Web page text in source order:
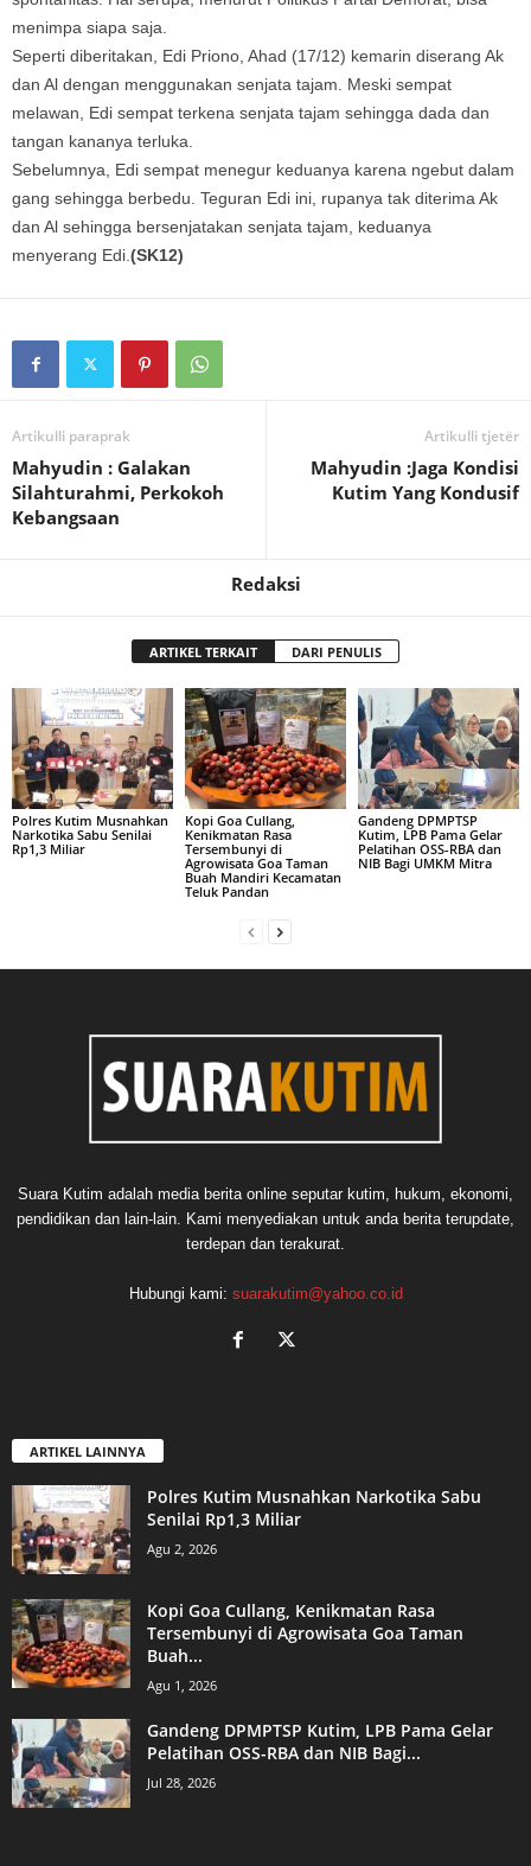
menimpa siapa saja.
Seperti diberitakan, Edi Priono, Ahad (17/12) kemarin diserang Ak
dan Al dengan menggunakan senjata tajam. Meski sempat
melawan, Edi sempat terkena senjata tajam sehingga dada dan
tangan kananya terluka.
Sebelumnya, Edi sempat menegur keduanya karena ngebut dalam
gang sehingga berbedu. Teguran Edi ini, rupanya tak diterima Ak
dan Al sehingga bersenjatakan senjata tajam, keduanya
menyerang Edi. (SK12)
Artikulli paraprak
Mahyudin : Galakan
Silahturahmi, Perkokoh
Kebangsaan
Artikulli tjetër
Mahyudin :Jaga Kondisi
Kutim Yang Kondusif
Redaksi
ARTIKEL TERKAIT DARI PENULIS
Polres Kutim Musnahkan
Narkotika Sabu Senilai
Rp1,3 Miliar
Kopi Goa Cullang,
Kenikmatan Rasa
Tersembunyi di
Agrowisata Goa Taman
Buah Mandiri Kecamatan
Teluk Pandan
Gandeng DPMPTSP
Kutim, LPB Pama Gelar
Pelatihan OSS-RBA dan
NIB Bagi UMKM Mitra
Suara Kutim adalah media berita online seputar kutim, hukum, ekonomi,
pendidikan dan lain-lain. Kami menyediakan untuk anda berita terupdate,
terdepan dan terakurat.
Hubungi kami: suarakutim@yahoo.co.id
ARTIKEL LAINNYA
Polres Kutim Musnahkan Narkotika Sabu
Senilai Rp1,3 Miliar
Agu 2, 2026
Kopi Goa Cullang, Kenikmatan Rasa
Tersembunyi di Agrowisata Goa Taman
Buah...
Agu 1, 2026
Gandeng DPMPTSP Kutim, LPB Pama Gelar
Pelatihan OSS-RBA dan NIB Bagi...
Jul 28, 2026